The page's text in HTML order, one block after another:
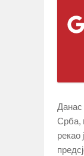
Срба,
рекао